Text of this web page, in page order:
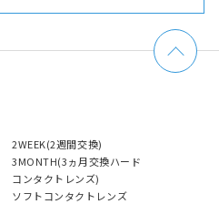
2WEEK(2週間交換)
3MONTH(3ヵ月交換ハード
コンタクトレンズ)
ソフトコンタクトレンズ